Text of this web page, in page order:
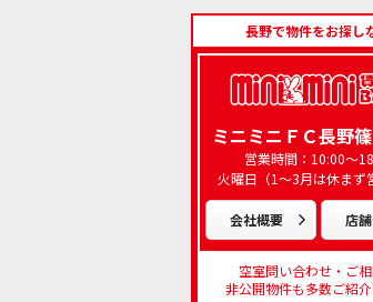
長野で物件をお探し
ミニミニＦＣ長野
営業時間：10:00～
火曜日（1～3月は休まず
会社概要 店
空室問い合わせ・ご相
非公開物件も多数ご紹介